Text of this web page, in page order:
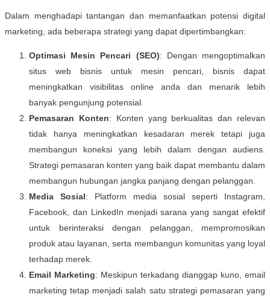
Dalam menghadapi tantangan dan memanfaatkan potensi digital
marketing, ada beberapa strategi yang dapat dipertimbangkan:
Optimasi Mesin Pencari (SEO): Dengan mengoptimalkan
situs web bisnis untuk mesin pencari, bisnis dapat
meningkatkan visibilitas online anda dan menarik lebih
banyak pengunjung potensial.
Pemasaran Konten: Konten yang berkualitas dan relevan
tidak hanya meningkatkan kesadaran merek tetapi juga
membangun koneksi yang lebih dalam dengan audiens.
Strategi pemasaran konten yang baik dapat membantu dalam
membangun hubungan jangka panjang dengan pelanggan.
Media Sosial: Platform media sosial seperti Instagram,
Facebook, dan LinkedIn menjadi sarana yang sangat efektif
untuk berinteraksi dengan pelanggan, mempromosikan
produk atau layanan, serta membangun komunitas yang loyal
terhadap merek.
Email Marketing: Meskipun terkadang dianggap kuno, email
marketing tetap menjadi salah satu strategi pemasaran yang